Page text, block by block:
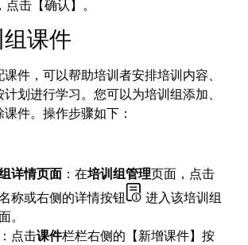
击【确认】。
课件
件，可以帮助培训者安排培训内容、
划进行学习。您可以为培训组添加、
件。操作步骤如下：
详情页面 ：在培训组管理页面，点击
称或右侧的详情按钮
进入该培训组
。
点击课件栏栏右侧的【新增课件】按